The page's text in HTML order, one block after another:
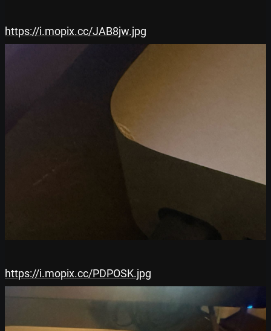
https://i.mopix.cc/JAB8jw.jpg
https://i.mopix.cc/PDPOSK.jpg